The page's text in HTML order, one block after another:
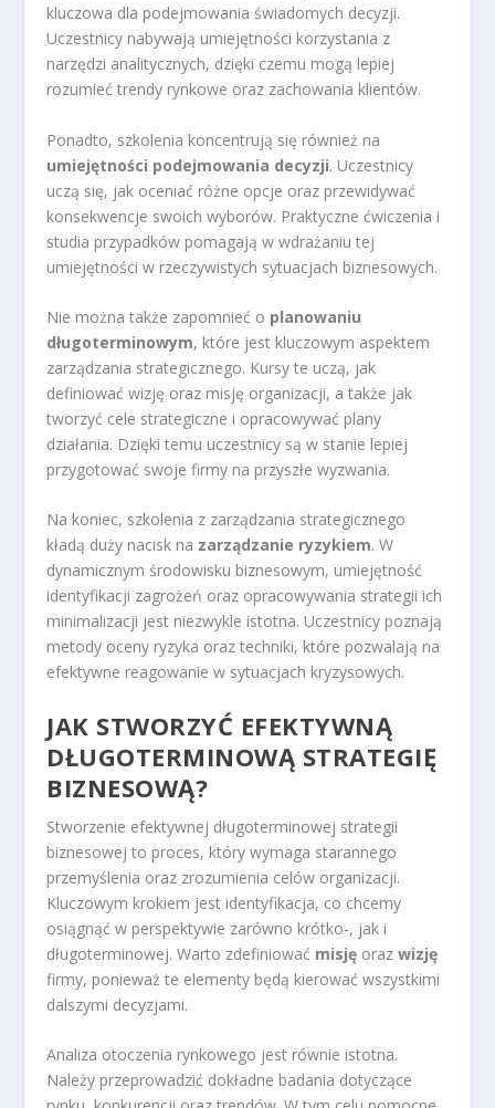
kluczowa dla podejmowania świadomych decyzji.
Uczestnicy nabywają umiejętności korzystania z
narzędzi analitycznych, dzięki czemu mogą lepiej
rozumieć trendy rynkowe oraz zachowania klientów.
Ponadto, szkolenia koncentrują się również na
umiejętności podejmowania decyzji. Uczestnicy
uczą się, jak oceniać różne opcje oraz przewidywać
konsekwencje swoich wyborów. Praktyczne ćwiczenia i
studia przypadków pomagają w wdrażaniu tej
umiejętności w rzeczywistych sytuacjach biznesowych.
Nie można także zapomnieć o planowaniu
długoterminowym, które jest kluczowym aspektem
zarządzania strategicznego. Kursy te uczą, jak
definiować wizję oraz misję organizacji, a także jak
tworzyć cele strategiczne i opracowywać plany
działania. Dzięki temu uczestnicy są w stanie lepiej
przygotować swoje firmy na przyszłe wyzwania.
Na koniec, szkolenia z zarządzania strategicznego
kładą duży nacisk na zarządzanie ryzykiem. W
dynamicznym środowisku biznesowym, umiejętność
identyfikacji zagrożeń oraz opracowywania strategii ich
minimalizacji jest niezwykle istotna. Uczestnicy poznają
metody oceny ryzyka oraz techniki, które pozwalają na
efektywne reagowanie w sytuacjach kryzysowych.
JAK STWORZYĆ EFEKTYWNĄ
DŁUGOTERMINOWĄ STRATEGIĘ
BIZNESOWĄ?
Stworzenie efektywnej długoterminowej strategii
biznesowej to proces, który wymaga starannego
przemyślenia oraz zrozumienia celów organizacji.
Kluczowym krokiem jest identyfikacja, co chcemy
osiągnąć w perspektywie zarówno krótko-, jak i
długoterminowej. Warto zdefiniować misję orazwizję
firmy, ponieważ te elementy będą kierować wszystkimi
dalszymi decyzjami.
Analiza otoczenia rynkowego jest równie istotna.
Należy przeprowadzić dokładne badania dotyczące